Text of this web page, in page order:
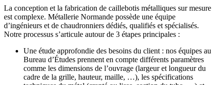
La conception et la fabrication de caillebotis métalliques sur mesure
est complexe. Métallerie Normande possède une équipe
d’ingénieurs et de chaudronniers dédiés, qualifiés et spécialisés.
Notre processus s’articule autour de 3 étapes principales :
Une étude approfondie des besoins du client : nos équipes au
Bureau d’Études prennent en compte différents paramètres
comme les dimensions de l’ouvrage (largeur et longueur du
cadre de la grille, hauteur, maille, …), les spécifications